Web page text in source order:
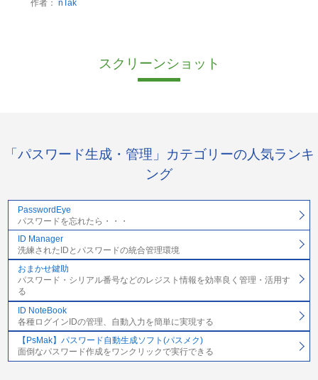
作者： nTak
スクリーンショット
「パスワード生成・管理」カテゴリーの人気ランキ
ング
PasswordEye
パスワードを忘れたら・・・
ID Manager
洗練されたIDとパスワードの統合管理環境
おまかせ鍵助
パスワード・シリアル番号などのレジスト情報を効率良く管理・活用す
る
ID NoteBook
各種ログインIDの管理、自動入力を簡単に実現する
【PsMak】パスワード自動生成ソフト(パスメク)
面倒なパスワード作成をワンクリックで実行できる